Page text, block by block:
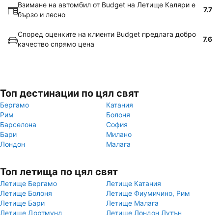
Взимане на автомбил от Budget на Летище Каляри е
бързо и лесно
7.7
Според оценките на клиенти Budget предлага добро
качество спрямо цена
7.6
Топ дестинации по цял свят
Бергамо
Катания
Рим
Болоня
Барселона
София
Бари
Милано
Лондон
Малага
Топ летища по цял свят
Летище Бергамо
Летище Катания
Летище Болоня
Летище Фиумичино, Рим
Летище Бари
Летище Малага
Летище Дортмунд
Летище Лондон Лутън